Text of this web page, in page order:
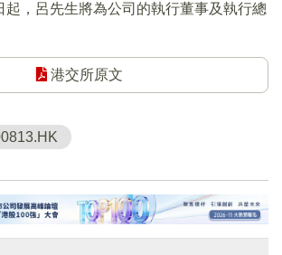
起，呂先生將為公司的執行董事及執行總
港交所原文